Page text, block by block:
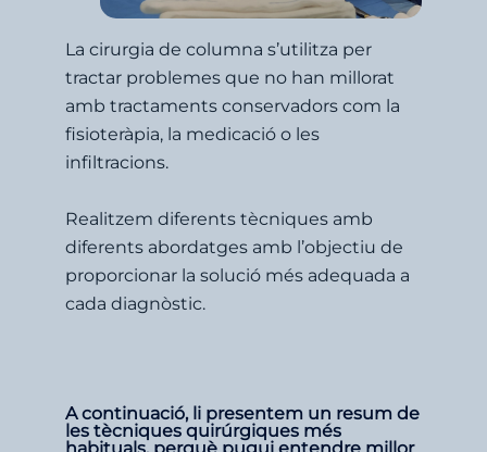
La cirurgia de columna s’utilitza per
tractar problemes que no han millorat
amb tractaments conservadors com la
fisioteràpia, la medicació o les
infiltracions.
Realitzem diferents tècniques amb
diferents abordatges amb l’objectiu de
proporcionar la solució més adequada a
cada diagnòstic.
A continuació, li presentem un resum de
les tècniques quirúrgiques més